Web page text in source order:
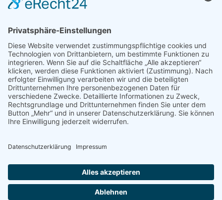
Merkzettel
Vertrag widerrufen
Informationen
Impressum & Disclaimer
AGB und Widerrufsrecht
Verpackung und Versand